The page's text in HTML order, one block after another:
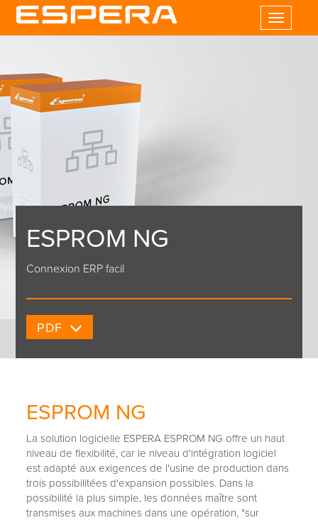
Toggle
ESPROM NG
Connexion ERP facil
PDF
ESPROM NG
La solution logicielle ESPERA ESPROM NG offre un haut
niveau de flexibilité, car le niveau d'intégration logiciel
est adapté aux exigences de l'usine de production dans
trois possibilitées d'expansion possibles. Dans la
possibilité la plus simple, les données maître sont
transmises aux machines dans une opération, "sur